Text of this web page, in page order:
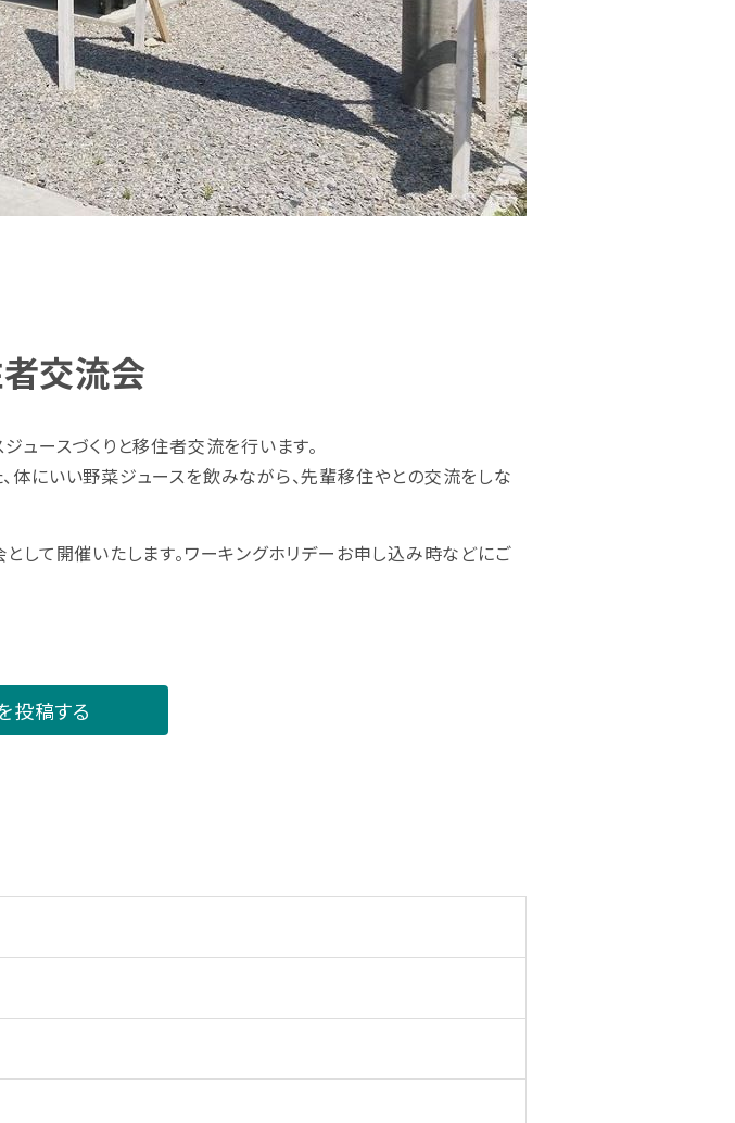
交流会
ュースづくりと移住者交流を行います。
にいい野菜ジュースを飲みながら、先輩移住やとの交流をしな
して開催いたします。ワーキングホリデーお申し込み時などにご
投稿する